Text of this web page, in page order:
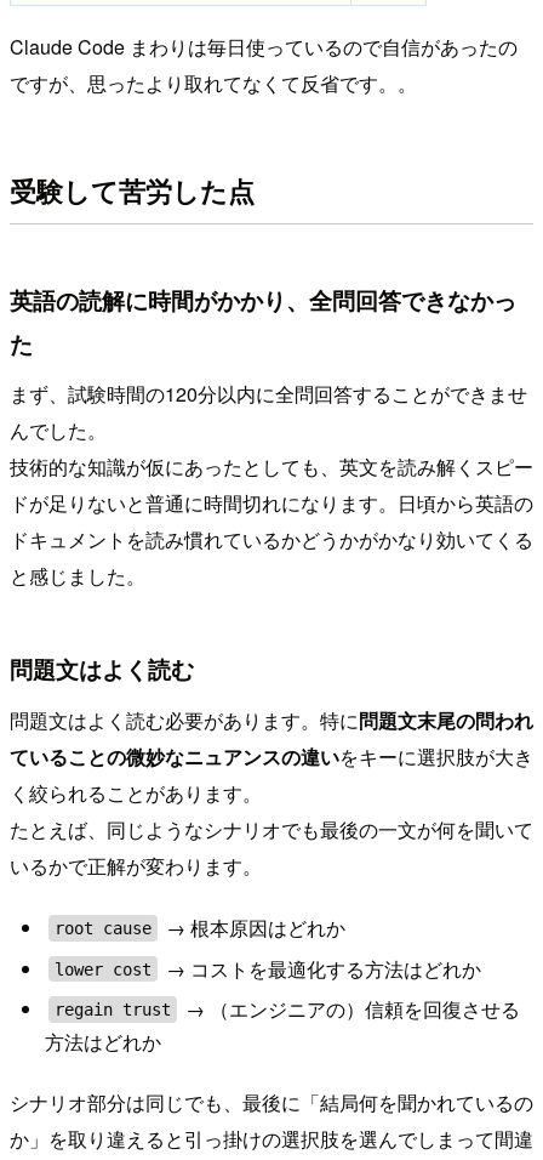
Claude Code まわりは毎日使っているので自信があったの
ですが、思ったより取れてなくて反省です。。
受験して苦労した点
英語の読解に時間がかかり、全問回答できなかっ
た
まず、試験時間の120分以内に全問回答することができませ
んでした。
技術的な知識が仮にあったとしても、英文を読み解くスピー
ドが足りないと普通に時間切れになります。日頃から英語の
ドキュメントを読み慣れているかどうかがかなり効いてくる
と感じました。
問題文はよく読む
問題文はよく読む必要があります。特に問題文末尾の問われ
ていることの微妙なニュアンスの違いをキーに選択肢が大き
く絞られることがあります。
たとえば、同じようなシナリオでも最後の一文が何を聞いて
いるかで正解が変わります。
root cause → 根本原因はどれか
lower cost → コストを最適化する方法はどれか
regain trust
→ （エンジニアの）信頼を回復させる
方法はどれか
シナリオ部分は同じでも、最後に「結局何を聞かれているの
か」を取り違えると引っ掛けの選択肢を選んでしまって間違